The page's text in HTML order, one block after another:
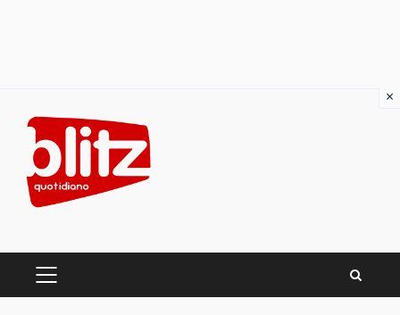
content
PRIMARY
×